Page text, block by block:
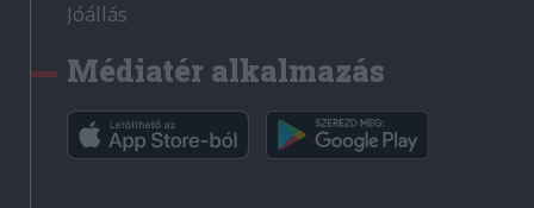
Jóállás
Médiatér alkalmazás